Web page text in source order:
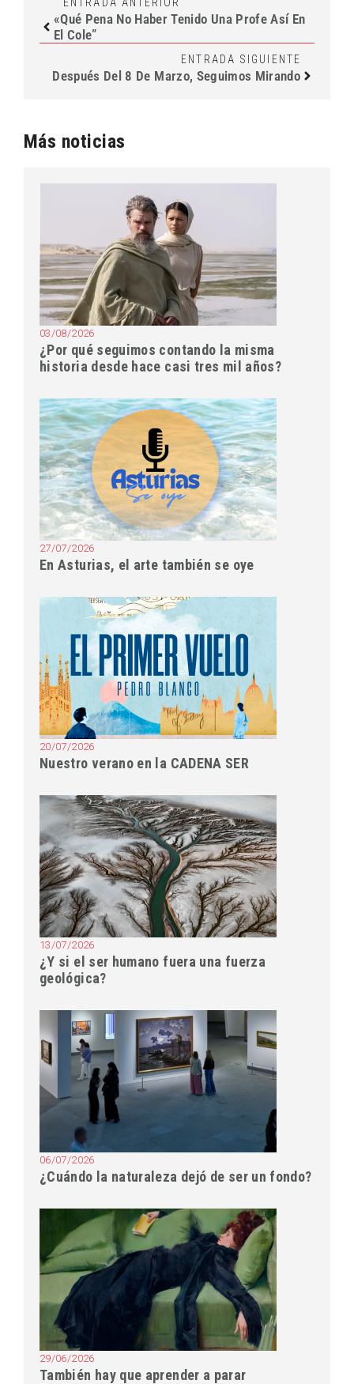
«Qué Pena No Haber Tenido Una Profe Así En
El Cole”
ENTRADA SIGUIENTE
Después Del 8 De Marzo, Seguimos Mirando
Más noticias
03/08/2026
¿Por qué seguimos contando la misma
historia desde hace casi tres mil años?
27/07/2026
En Asturias, el arte también se oye
20/07/2026
Nuestro verano en la CADENA SER
13/07/2026
¿Y si el ser humano fuera una fuerza
geológica?
06/07/2026
¿Cuándo la naturaleza dejó de ser un fondo?
29/06/2026
También hay que aprender a parar